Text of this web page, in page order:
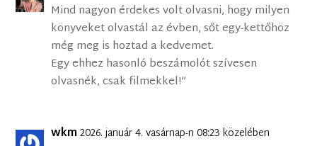
Mind nagyon érdekes volt olvasni, hogy milyen
könyveket olvastál az évben, sőt egy-kettőhöz
még meg is hoztad a kedvemet.
Egy ehhez hasonló beszámolót szívesen
olvasnék, csak filmekkel!”
wkm2026. január 4. vasárnap-n 08:23 közelében